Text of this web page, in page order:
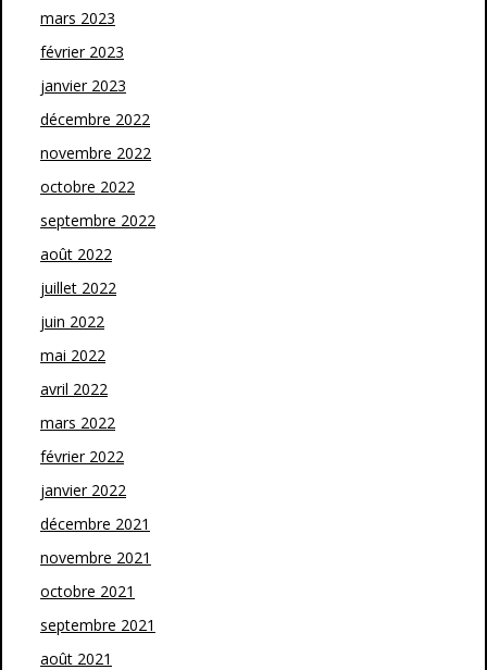
mars 2023
février 2023
janvier 2023
décembre 2022
novembre 2022
octobre 2022
septembre 2022
août 2022
juillet 2022
juin 2022
mai 2022
avril 2022
mars 2022
février 2022
janvier 2022
décembre 2021
novembre 2021
octobre 2021
septembre 2021
août 2021